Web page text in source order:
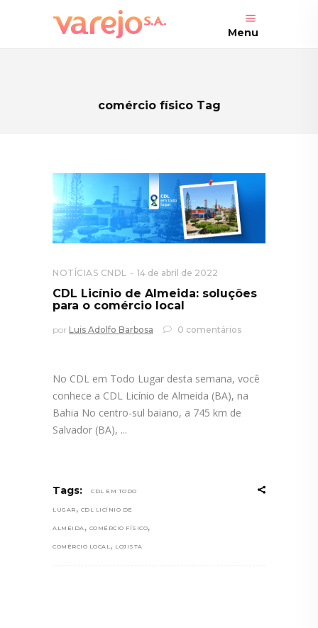
Menu
comércio físico Tag
NOTÍCIAS CNDL 14 de abril de 2022
CDL Licínio de Almeida: soluções
para o comércio local
por Luis Adolfo Barbosa 0 comentários
No CDL em Todo Lugar desta semana, você
conhece a CDL Licínio de Almeida (BA), na
Bahia No centro-sul baiano, a 745 km de
Salvador (BA),
Tags: CDL EM TODO
LUGAR , CDL LICÍNIO DE
ALMEIDA , COMÉRCIO FÍSICO,
COMÉRCIO LOCAL , LOJISTA